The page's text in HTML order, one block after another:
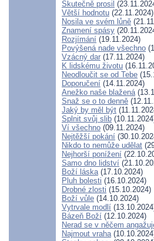
Skutečně prosil
Větší hodnotu (22.11.2024)
Nosila ve svém lůně
Znamení spásy
Rozjímání (19.11.2024)
Povýšená nade všechno
Vzácný dar (17.11.2024)
K lidskému životu
Neodloučit se od Tebe
Doporučení (14.11.2024)
Anežko naše blažená
Snaž se o to denně
Jaký by měl být
Splnit svůj slib
Ví všechno (09.11.2024)
Nejtěžší pokání
Nikdo to nemůže udělat
Nejhorší ponížení
Samo dno lidství
Boží láska(17.10.2024)
Pluh bolesti (16.10.2024)
Drobné zlosti (15.10.2024)
Boží vůle (14.10.2024)
Vytrvale modlí
Bázeň Boží (12.10.2024)
Nerad se v něčem
Najmout vraha